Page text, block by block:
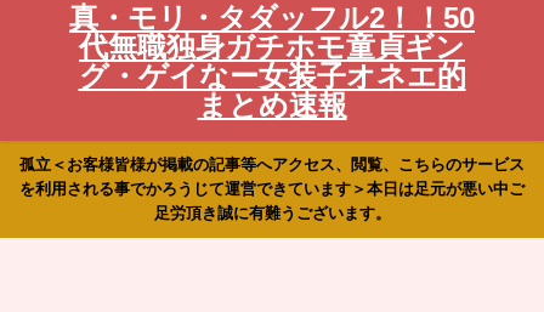
真・モリ・タダッフル2！！50
代無職独身ガチホモ童貞ギン
グ・ゲイなー女装子オネエ的
まとめ速報
孤立＜お客様皆様が掲載の記事等へアクセス、閲覧、こちらのサービス
を利用される事でかろうじて運営できています＞本日は足元が悪い中ご
足労頂き誠に有難うございます。